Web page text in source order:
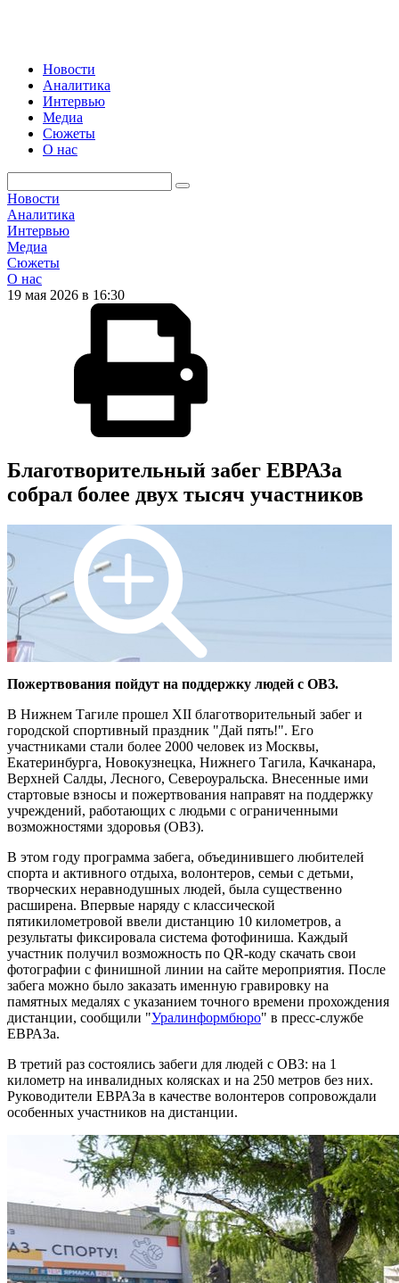
Новости
Аналитика
Интервью
Медиа
Сюжеты
О нас
Новости
Аналитика
Интервью
Медиа
Сюжеты
О нас
19 мая 2026 в 16:30
Благотворительный забег ЕВРАЗа
собрал более двух тысяч участников
Пожертвования пойдут на поддержку людей с ОВЗ.
В Нижнем Тагиле прошел XII благотворительный забег и
городской спортивный праздник "Дай пять!". Его
участниками стали более 2000 человек из Москвы,
Екатеринбурга, Новокузнецка, Нижнего Тагила, Качканара,
Верхней Салды, Лесного, Североуральска. Внесенные ими
стартовые взносы и пожертвования направят на поддержку
учреждений, работающих с людьми с ограниченными
возможностями здоровья (ОВЗ).
В этом году программа забега, объединившего любителей
спорта и активного отдыха, волонтеров, семьи с детьми,
творческих неравнодушных людей, была существенно
расширена. Впервые наряду с классической
пятикилометровой ввели дистанцию 10 километров, а
результаты фиксировала система фотофиниша. Каждый
участник получил возможность по QR-коду скачать свои
фотографии с финишной линии на сайте мероприятия. После
забега можно было заказать именную гравировку на
памятных медалях с указанием точного времени прохождения
дистанции, сообщили "Уралинформбюро" в пресс-службе
ЕВРАЗа.
В третий раз состоялись забеги для людей с ОВЗ: на 1
километр на инвалидных колясках и на 250 метров без них.
Руководители ЕВРАЗа в качестве волонтеров сопровождали
особенных участников на дистанции.